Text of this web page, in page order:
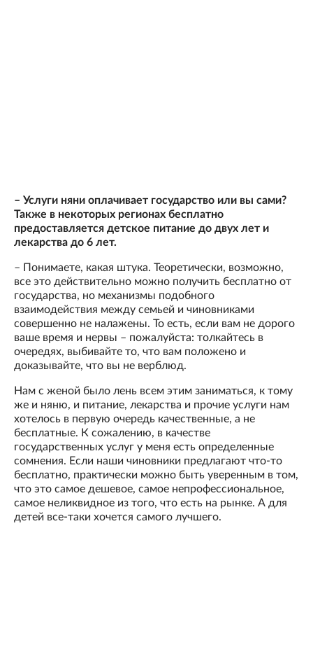
– Услуги няни оплачивает государство или вы сами?
Также в некоторых регионах бесплатно
предоставляется детское питание до двух лет и
лекарства до 6 лет.
– Понимаете, какая штука. Теоретически, возможно,
все это действительно можно получить бесплатно от
государства, но механизмы подобного
взаимодействия между семьей и чиновниками
совершенно не налажены. То есть, если вам не дорого
ваше время и нервы – пожалуйста: толкайтесь в
очередях, выбивайте то, что вам положено и
доказывайте, что вы не верблюд.
Нам с женой было лень всем этим заниматься, к тому
же и няню, и питание, лекарства и прочие услуги нам
хотелось в первую очередь качественные, а не
бесплатные. К сожалению, в качестве
государственных услуг у меня есть определенные
сомнения. Если наши чиновники предлагают что-то
бесплатно, практически можно быть уверенным в том,
что это самое дешевое, самое непрофессиональное,
самое неликвидное из того, что есть на рынке. А для
детей все-таки хочется самого лучшего.